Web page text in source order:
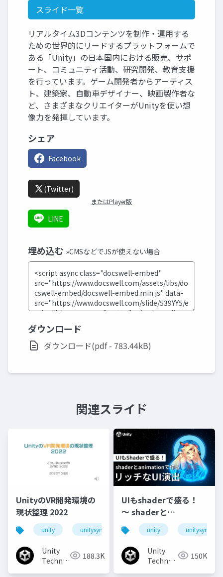
スライド一覧
リアルタイム3Dコンテンツを制作・運用する
ための世界的にリードするプラットフォームで
ある「Unity」の日本国内における販売、サポ
ート、コミュニティ活動、研究開発、教育支援
を行っています。ゲーム開発者からアーティス
ト、建築家、自動車デザイナー、映画製作者な
ど、さまざまなクリエイターがUnityを使い想
像力を発揮しています。
シェア
Facebook
(Twitter)
またはPlayer版
LINE
埋め込む »CMSなどでJSが使えない場合
ダウンロード
ダウンロード(pdf - 783.44kB)
関連スライド
UnityのVR開発環境の
現状整理 2022
unity unitysync
Unity
Technologies188.3K
UIもshaderで盛る！
〜 shaderと
animationで作るリッ
チなUI演出
unity unitysync
Unity
Technologies150K